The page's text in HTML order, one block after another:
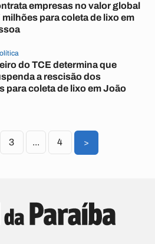
empresas no valor global
milhões para coleta de lixo em
do TCE determina que
a rescisão dos
para coleta de lixo em João
3 ... 4 >